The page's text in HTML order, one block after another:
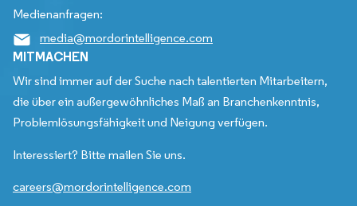
Medienanfragen:
media@mordorintelligence.com
MITMACHEN
Wir sind immer auf der Suche nach talentierten Mitarbeitern,
die über ein außergewöhnliches Maß an Branchenkenntnis,
Problemlösungsfähigkeit und Neigung verfügen.
Interessiert? Bitte mailen Sie uns.
careers@mordorintelligence.com